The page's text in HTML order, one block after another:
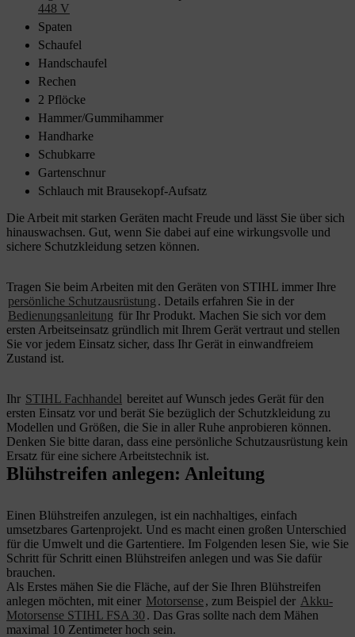
448 V
Spaten
Schaufel
Handschaufel
Rechen
2 Pflöcke
Hammer/Gummihammer
Handharke
Schubkarre
Gartenschnur
Schlauch mit Brausekopf-Aufsatz
Die Arbeit mit starken Geräten macht Freude und lässt Sie über sich
hinauswachsen. Gut, wenn Sie dabei auf eine wirkungsvolle und
sichere Schutzkleidung setzen können.
Tragen Sie beim Arbeiten mit den Geräten von STIHL immer Ihre
persönliche Schutzausrüstung . Details erfahren Sie in der
Bedienungsanleitung für Ihr Produkt. Machen Sie sich vor dem
ersten Arbeitseinsatz gründlich mit Ihrem Gerät vertraut und stellen
Sie vor jedem Einsatz sicher, dass Ihr Gerät in einwandfreiem
Zustand ist.
Ihr STIHL Fachhandel bereitet auf Wunsch jedes Gerät für den
ersten Einsatz vor und berät Sie bezüglich der Schutzkleidung zu
Modellen und Größen, die Sie in aller Ruhe anprobieren können.
Denken Sie bitte daran, dass eine persönliche Schutzausrüstung kein
Ersatz für eine sichere Arbeitstechnik ist.
Blühstreifen anlegen: Anleitung
Einen Blühstreifen anzulegen, ist ein nachhaltiges, einfach
umsetzbares Gartenprojekt. Und es macht einen großen Unterschied
für die Umwelt und die Gartentiere. Im Folgenden lesen Sie, wie Sie
Schritt für Schritt einen Blühstreifen anlegen und was Sie dafür
brauchen.
Als Erstes mähen Sie die Fläche, auf der Sie Ihren Blühstreifen
anlegen möchten, mit einer Motorsense, zum Beispiel der Akku-
Motorsense STIHL FSA 30. Das Gras sollte nach dem Mähen
maximal 10 Zentimeter hoch sein.